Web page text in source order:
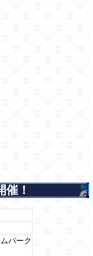
！
パーク